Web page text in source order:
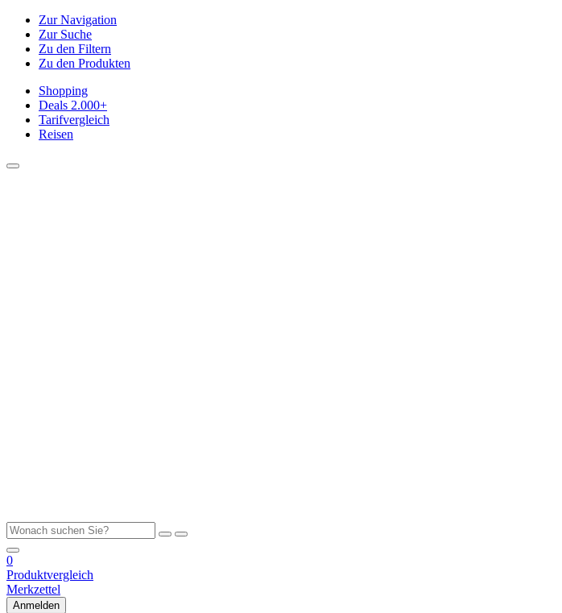
Zur Navigation
Zur Suche
Zu den Filtern
Zu den Produkten
Shopping
Deals 2.000+
Tarifvergleich
Reisen
0
Produktvergleich
Merkzettel
Anmelden